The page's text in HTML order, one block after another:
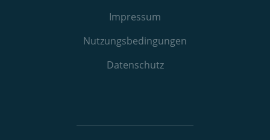
Impressum
Nutzungs­bedingungen
Datenschutz